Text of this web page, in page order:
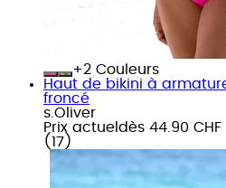
+
Couleurs
Haut de bikini à
froncé
s.Oliver
Prix actuel dès 44.90 CHF
( 17 )